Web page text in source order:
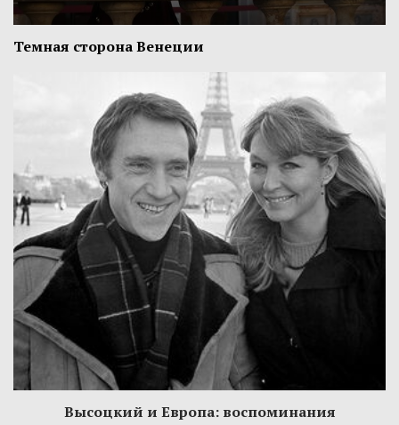
Темная сторона Венеции
Высоцкий и Европа: воспоминания